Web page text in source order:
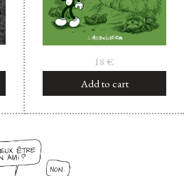
18 €
Add to cart